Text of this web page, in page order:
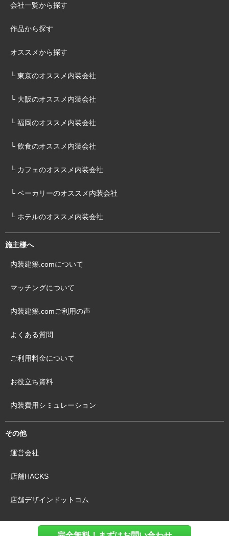
会社一覧から探す
作品から探す
オススメから探す
└ 東京のオススメ内装会社
└ 大阪のオススメ内装会社
└ 福岡のオススメ内装会社
└ 飲食のオススメ内装会社
└ カフェのオススメ内装会社
└ ベーカリーのオススメ内装会社
└ ホテルのオススメ内装会社
施主様へ
内装建築.comについて
マッチングについて
内装建築.comご利用の声
よくある質問
ご利用料金について
お役立ち資料
内装費用シミュレーション
その他
運営会社
店舗HACKS
店舗デザインドットコム